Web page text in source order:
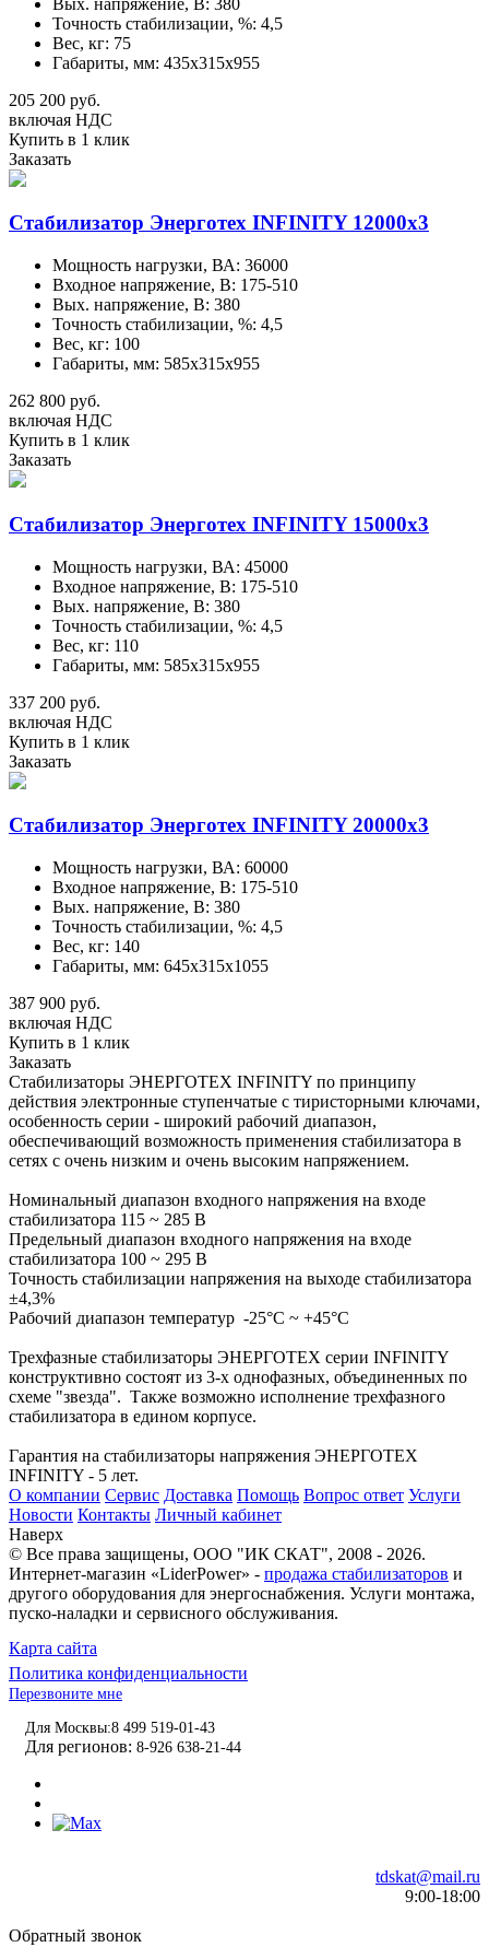
Точность стабилизации, %: 4,5
Вес, кг: 75
Габариты, мм: 435х315х955
205 200 руб.
включая НДС
Купить в 1 клик
Заказать
Стабилизатор Энерготех INFINITY 12000х3
Мощность нагрузки, ВА: 36000
Входное напряжение, В: 175-510
Вых. напряжение, В: 380
Точность стабилизации, %: 4,5
Вес, кг: 100
Габариты, мм: 585х315х955
262 800 руб.
включая НДС
Купить в 1 клик
Заказать
Стабилизатор Энерготех INFINITY 15000х3
Мощность нагрузки, ВА: 45000
Входное напряжение, В: 175-510
Вых. напряжение, В: 380
Точность стабилизации, %: 4,5
Вес, кг: 110
Габариты, мм: 585х315х955
337 200 руб.
включая НДС
Купить в 1 клик
Заказать
Стабилизатор Энерготех INFINITY 20000х3
Мощность нагрузки, ВА: 60000
Входное напряжение, В: 175-510
Вых. напряжение, В: 380
Точность стабилизации, %: 4,5
Вес, кг: 140
Габариты, мм: 645х315х1055
387 900 руб.
включая НДС
Купить в 1 клик
Заказать
Стабилизаторы ЭНЕРГОТЕХ INFINITY по принципу
действия электронные ступенчатые с тиристорными ключами,
особенность серии - широкий рабочий диапазон,
обеспечивающий возможность применения стабилизатора в
сетях с очень низким и очень высоким напряжением.
Номинальный диапазон входного напряжения на входе
стабилизатора 115 ~ 285 В
Предельный диапазон входного напряжения на входе
стабилизатора 100 ~ 295 В
Точность стабилизации напряжения на выходе стабилизатора
±4,3%
Рабочий диапазон температур -25°С ~ +45°С
Трехфазные стабилизаторы ЭНЕРГОТЕХ серии INFINITY
конструктивно состоят из 3-х однофазных, объединенных по
схеме "звезда". Также возможно исполнение трехфазного
стабилизатора в едином корпусе.
Гарантия на стабилизаторы напряжения ЭНЕРГОТЕХ
INFINITY - 5 лет.
О компании Сервис Доставка Помощь Вопрос ответ Услуги
Новости Контакты Личный кабинет
Наверх
© Все права защищены, ООО "ИК СКАТ", 2008 - 2026.
Интернет-магазин «LiderPower» - продажа стабилизаторов и
другого оборудования для энергоснабжения. Услуги монтажа,
пуско-наладки и сервисного обслуживания.
Карта сайта
Политика конфиденциальности
Перезвоните мне
Для Москвы:8 499 519-01-43
Для регионов: 8-926 638-21-44
tdskat@mail.ru
9:00-18:00
Обратный звонок